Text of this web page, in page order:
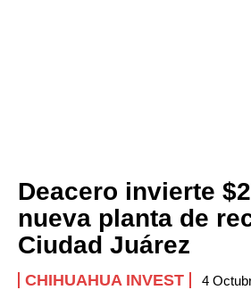
Deacero invierte
nueva planta de
Ciudad Juárez
CHIHUAHUA INVEST 4